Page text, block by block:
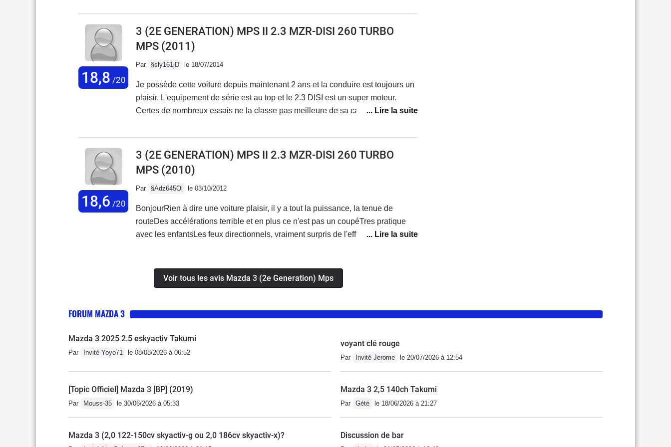
18,8 /20
3 (2E GENERATION) MPS II 2.3 MZR-DISI 260 TURBO
MPS (2011)
Par §sly161jD le 18/07/2014
Je possède cette voiture depuis maintenant 2 ans et la conduire est toujours un
plaisir. L'equipement de série est au top et le 2.3 DISI est un super moteur.
Certes de nombreux essais ne la classe pas meilleure de sa catégorie mais
à 100 ou alors son temps au tour sur circuit n'avait pas de sens pour
moi.Résultat, j'avais l'habitude de changer régulièrement d'auto, maintenant je
veux la garder car elle me donne toujours le sourire à son volant. (cela n'aurait
certainement pas été le cas avec une autre). C'est une sacré machine et
certains de ses défauts son aussi pour moi des qualités:Ce n'est pas une
également au 5 portes qui simplifie la vie au quotidien.Enfin, je suis sûr de ne
pas croiser la même tous les jours; et le côté exclusif est aussi sympa pour ce
18,6 /20
3 (2E GENERATION) MPS II 2.3 MZR-DISI 260 TURBO
MPS (2010)
Par §Adz645Ol le 03/10/2012
BonjourRien à dire une voiture plaisir, il y a tout la puissance, la tenue de
routeDes accélérations terrible et en plus ce n'est pas un coupéTres pratique
avec les enfantsLes feux directionnels, vraiment surpris de l'efficacité,toute
Voir tous les avis Mazda 3 (2e Generation) Mps
FORUM MAZDA 3
Mazda 3 2025 2.5 eskyactiv Takumi
Par Invité Yoyo71 le 08/08/2026 à 06:52
voyant clé rouge
Par Invité Jerome le 20/07/2026 à 12:54
[Topic Officiel] Mazda 3 [BP] (2019)
Par Mouss-35 le 30/06/2026 à 05:33
Mazda 3 2,5 140ch Takumi
Par Gété le 18/06/2026 à 21:27
Mazda 3 (2,0 122-150cv skyactiv-g ou 2,0 186cv skyactiv-x)? Discussion de bar